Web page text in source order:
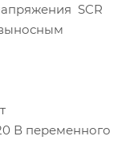
SCR
В переменного